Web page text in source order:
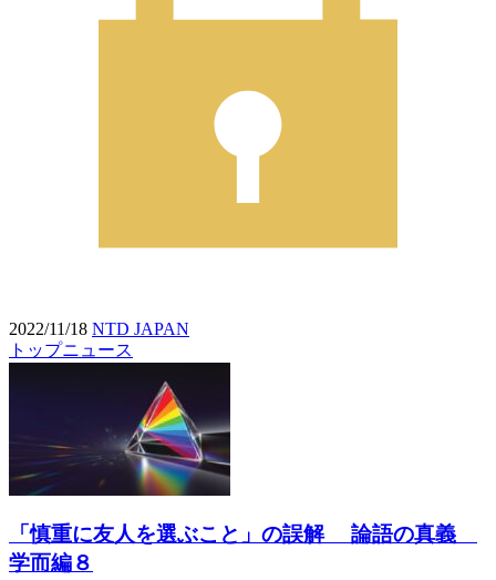
2022/11/18 NTD JAPAN
トップニュース
「慎重に友人を選ぶこと」の誤解 論語の真義
学而編８